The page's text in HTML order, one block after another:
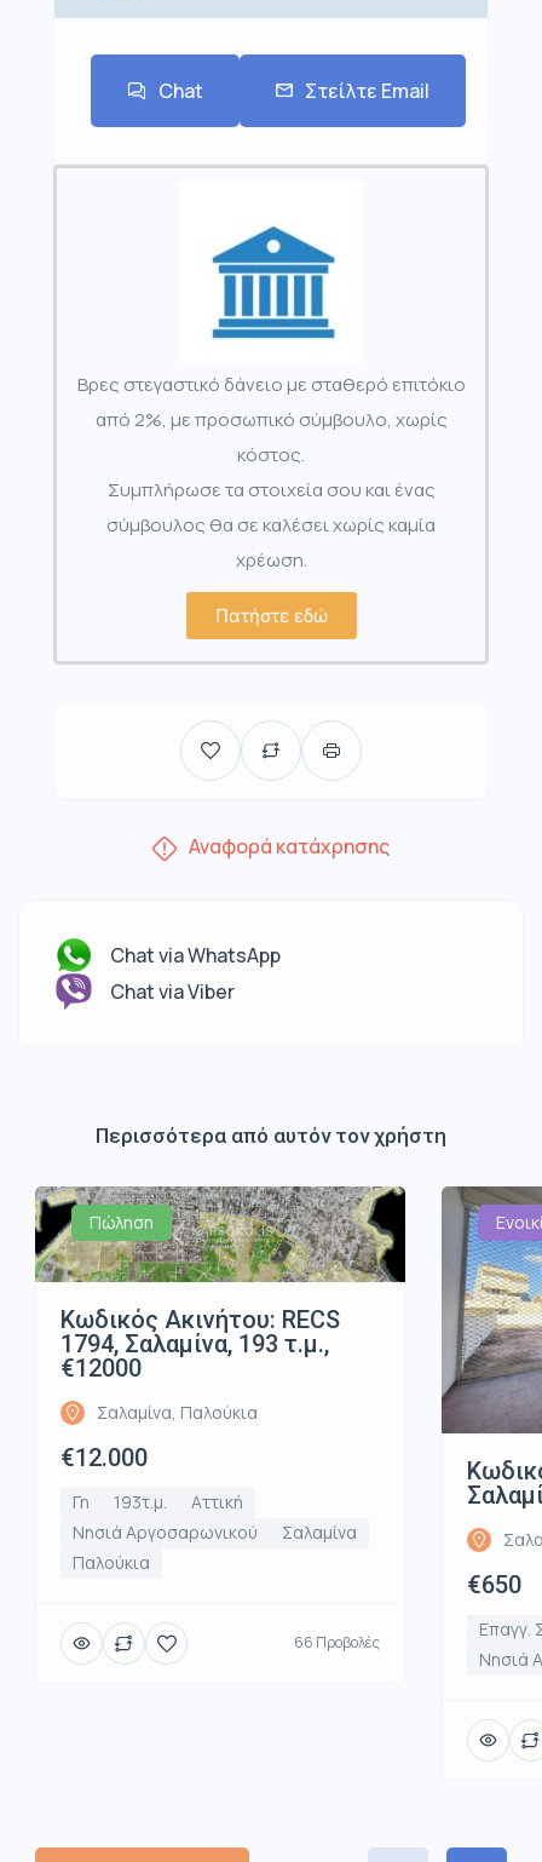
Chat Στείλτε Email
Βρες στεγαστικό δάνειο με σταθερό επιτόκιο
από 2%, με προσωπικό σύμβουλο, χωρίς
κόστος.
Συμπλήρωσε τα στοιχεία σου και ένας
σύμβουλος θα σε καλέσει χωρίς καμία
χρέωση.
Πατήστε εδώ
Αναφορά κατάχρησης
Chat via WhatsApp
Chat via Viber
Περισσότερα από αυτόν τον χρήστη
Πώληση
Κωδικός Ακινήτου: RECS
1794, Σαλαμίνα, 193 τ.μ.,
€12000
Σαλαμίνα, Παλούκια
€12.000
Γη 193τ.μ.
Αττική
Νησιά Αργοσαρωνικού
Σαλαμίνα
Παλούκια
66 Προβολές
€650
Επαγγ.
Νησιά